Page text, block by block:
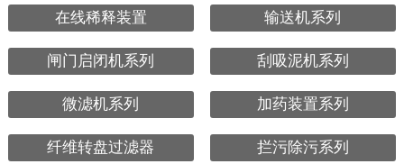
在线稀释装置 输送机系列
闸门启闭机系列 刮吸泥机系列
微滤机系列 加药装置系列
纤维转盘过滤器 拦污除污系列